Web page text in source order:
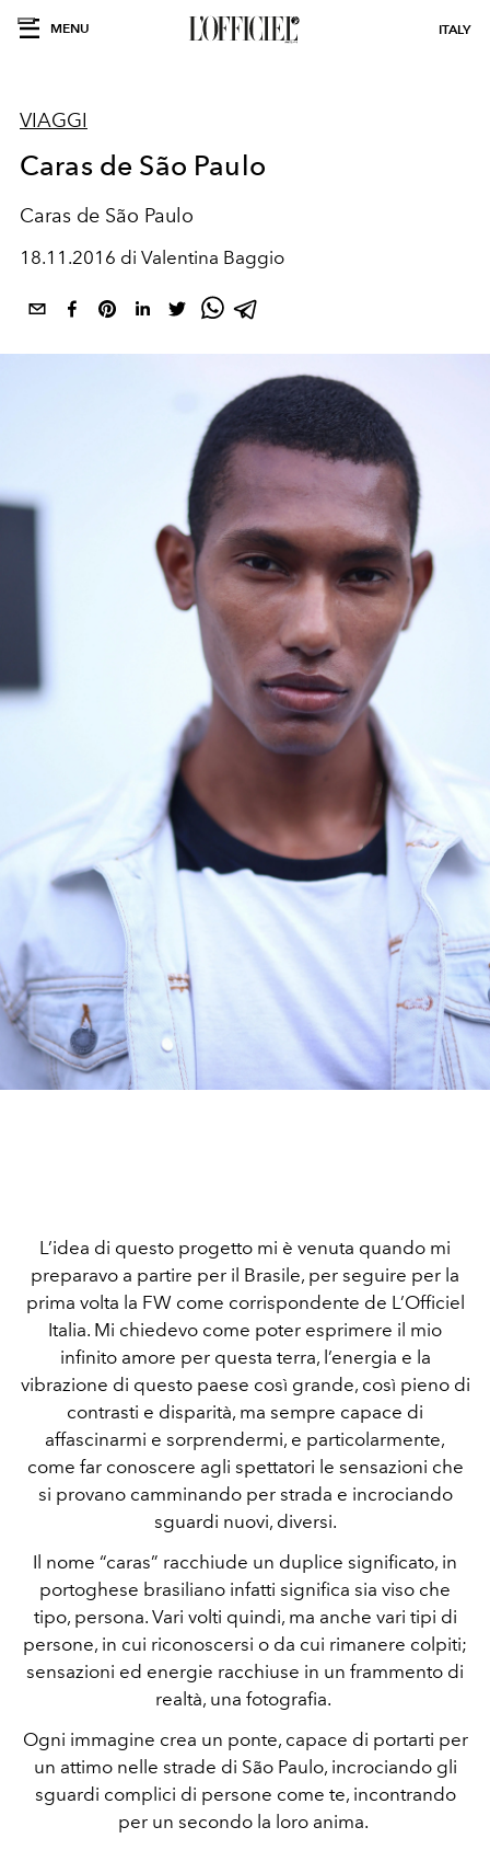
MENU ITALY
VIAGGI
Caras de São Paulo
Caras de São Paulo
18.11.2016 di Valentina Baggio
L’idea di questo progetto mi è venuta quando mi
preparavo a partire per il Brasile, per seguire per la
prima volta la FW come corrispondente de L’Officiel
Italia. Mi chiedevo come poter esprimere il mio
infinito amore per questa terra, l’energia e la
vibrazione di questo paese così grande, così pieno di
contrasti e disparità, ma sempre capace di
affascinarmi e sorprendermi, e particolarmente,
come far conoscere agli spettatori le sensazioni che
si provano camminando per strada e incrociando
sguardi nuovi, diversi.
Il nome “caras” racchiude un duplice significato, in
portoghese brasiliano infatti significa sia viso che
tipo, persona. Vari volti quindi, ma anche vari tipi di
persone, in cui riconoscersi o da cui rimanere colpiti;
sensazioni ed energie racchiuse in un frammento di
realtà, una fotografia.
Ogni immagine crea un ponte, capace di portarti per
un attimo nelle strade di São Paulo, incrociando gli
sguardi complici di persone come te, incontrando
per un secondo la loro anima.